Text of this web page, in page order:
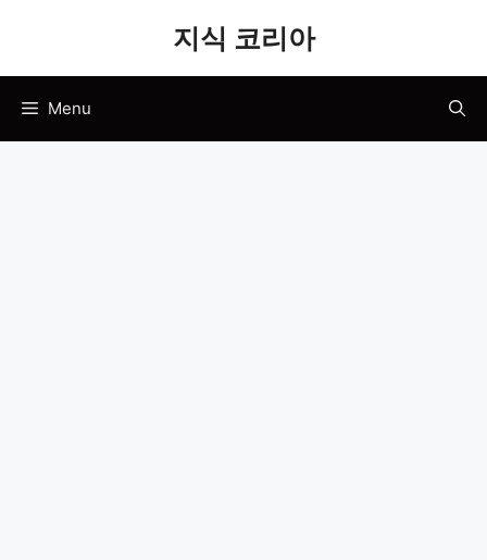
지식 코리아
Menu